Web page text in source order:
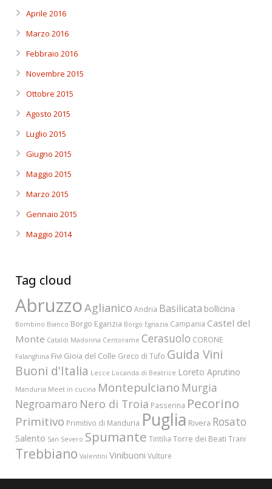
Aprile 2016
Marzo 2016
Febbraio 2016
Novembre 2015
Ottobre 2015
Agosto 2015
Luglio 2015
Giugno 2015
Maggio 2015
Marzo 2015
Gennaio 2015
Maggio 2014
Tag cloud
AbruzzoAglianico Andria Basilicata bollicina
Bombino Bianco Borgo Eganzia Borgo Egnazia Campania Castel del
Monte Cataldi Madonna Centorame Cerasuolo CORONE
Falanghina Fivi Gioia del Colle Greco di Tufo Guida Vini
Buoni d'Italia Lecce Locanda di Beatrice Loreto Aprutino
Manduria Meet in cucina Montepulciano Murgia
Negroamaro Nero di Troia Passerina Pecorino
Primitivo Primitivo di Manduria Puglia Rivera Rosato
Salento San Severo Spumante Tintilia Torre dei Beati Trani
Trebbiano Valentini Vinibuoni Vulture